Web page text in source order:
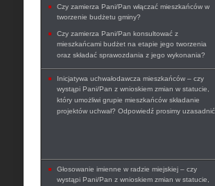
Czy zamierza Pani/Pan włączać mieszkańców w
tworzenie budżetu gminy?
Czy zamierza Pani/Pan konsultować z
mieszkańcami budżet na etapie jego tworzenia
oraz składać sprawozdania z jego wykonania?
Inicjatywa uchwałodawcza mieszkańców – czy
wystąpi Pani/Pan z wnioskiem zmian w statucie,
który umożliwi grupie mieszkańców składanie
projektów uchwał? Odpowiedź prosimy
Głosowanie imienne w radzie miejskiej – czy
wystąpi Pani/Pan z wnioskiem zmian w statucie,